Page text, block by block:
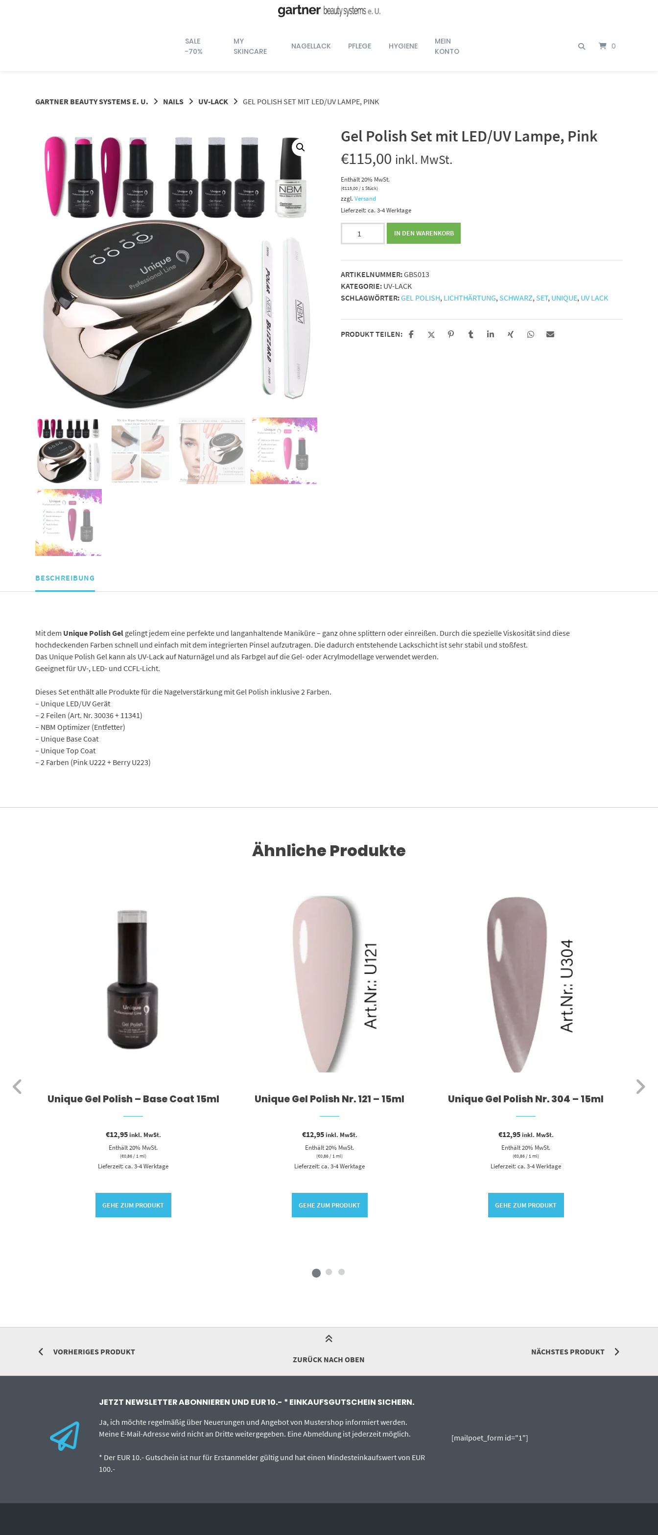
SALE
-70%
MY
SKINCARE
NAGELLACK PFLEGE HYGIENE
MEIN
KONTO
0
GARTNER BEAUTY SYSTEMS E. U. NAILS UV-LACK GEL POLISH SET MIT LED/UV LAMPE, PINK
Gel Polish Set mit LED/UV Lampe, Pink
€115,00 inkl. MwSt.
Enthält 20% MwSt.
(€115,00/ 1 Stück)
zzgl.Versand
Lieferzeit: ca. 3-4 Werktage
Polish
mit
LED/UV
Lampe,
Pink
IN DEN WARENKORB
ARTIKELNUMMER:GBS013
KATEGORIE: UV-LACK
SCHLAGWÖRTER:GEL POLISH, LICHTHÄRTUNG, SCHWARZ, SET, UNIQUE, UV LACK
PRODUKT TEILEN:
BESCHREIBUNG
Mit dem Unique Polish Gelgelingt jedem eine perfekte und langanhaltende Maniküre – ganz ohne splittern oder einreißen. Durch die spezielle Viskosität sind diese
hochdeckenden Farben schnell und einfach mit dem integrierten Pinsel aufzutragen. Die dadurch entstehende Lackschicht ist sehr stabil und stoßfest.
Das Unique Polish Gel kann als UV-Lack auf Naturnägel und als Farbgel auf die Gel- oder Acrylmodellage verwendet werden.
Geeignet für UV-, LED- und CCFL-Licht.
Dieses Set enthält alle Produkte für die Nagelverstärkung mit Gel Polish inklusive 2 Farben.
– Unique LED/UV Gerät
– 2 Feilen (Art. Nr. 30036 + 11341)
– NBM Optimizer (Entfetter)
– Unique Base Coat
– Unique Top Coat
– 2 Farben (Pink U222 + Berry U223)
Ähnliche Produkte
Unique Gel Polish – Base Coat 15ml
€12,95inkl. MwSt.
Enthält 20% MwSt.
(€0,86/ 1 ml)
Lieferzeit: ca. 3-4 Werktage
GEHE ZUM PRODUKT
Unique Gel Polish Nr. 121 – 15ml
€12,95inkl. MwSt.
Enthält 20% MwSt.
(€0,86/ 1 ml)
Lieferzeit: ca. 3-4 Werktage
GEHE ZUM PRODUKT
Unique Gel Polish Nr. 304 – 15ml
€12,95inkl. MwSt.
Enthält 20% MwSt.
(€0,86/ 1 ml)
Lieferzeit: ca. 3-4 Werktage
GEHE ZUM PRODUKT
VORHERIGES PRODUKT
NÄCHSTES PRODUKT
ZURÜCK NACH OBEN
JETZT NEWSLETTER ABONNIEREN UND EUR 10.- * EINKAUFSGUTSCHEIN SICHERN.
Ja, ich möchte regelmäßig über Neuerungen und Angebot von Mustershop informiert werden.
Meine E-Mail-Adresse wird nicht an Dritte weitergegeben. Eine Abmeldung ist jederzeit möglich.
* Der EUR 10.- Gutschein ist nur für Erstanmelder gültig und hat einen Mindesteinkaufswert von EUR
100.-
[mailpoet_form id="1"]